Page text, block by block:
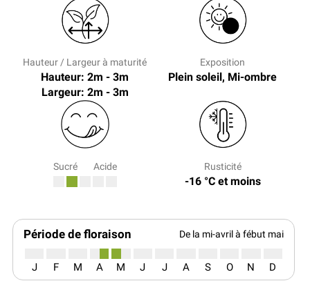
Hauteur / Largeur à maturité
Hauteur: 2m - 3m
Largeur: 2m - 3m
Exposition
Plein soleil, Mi-ombre
Sucré Acide Rusticité
-16 °C et moins
Période de floraison De la mi-avril à fébut mai
J F M A M J J A S O N D